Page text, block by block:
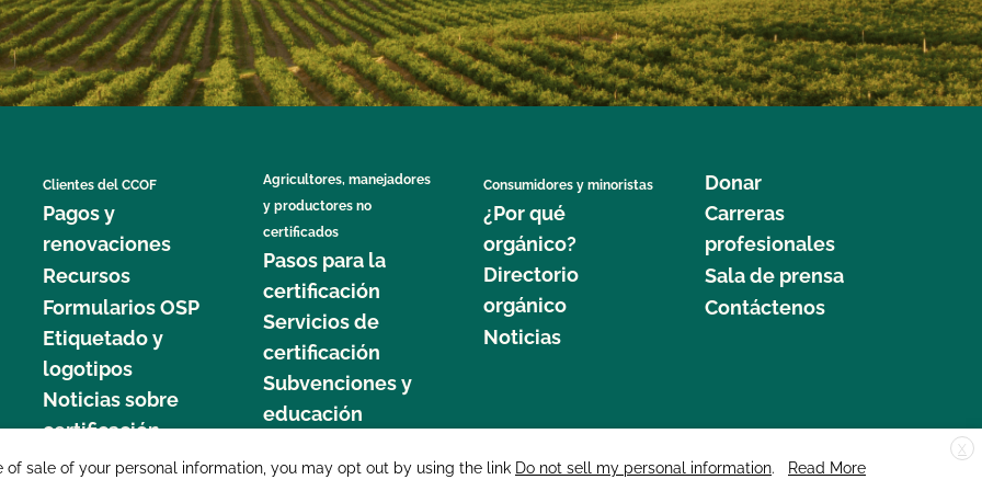
Clientes del CCOF
Pagos y
renovaciones
Recursos
Formularios OSP
Etiquetado y
logotipos
Noticias sobre
certificación
Agricultores, manejadores
y productores no
certificados
Pasos para la
certificación
Servicios de
certificación
Subvenciones y
educación
Consumidores y minoristas
¿Por qué
orgánico?
Directorio
orgánico
Noticias
Donar
Carreras
profesionales
Sala de prensa
Contáctenos
877 Cedar Street, Suite 248, Santa Cruz, CA 95060 © 2025 CCOF.org
X
sale of your personal information, you may opt out by using the link Do not sell my personal information. Read More